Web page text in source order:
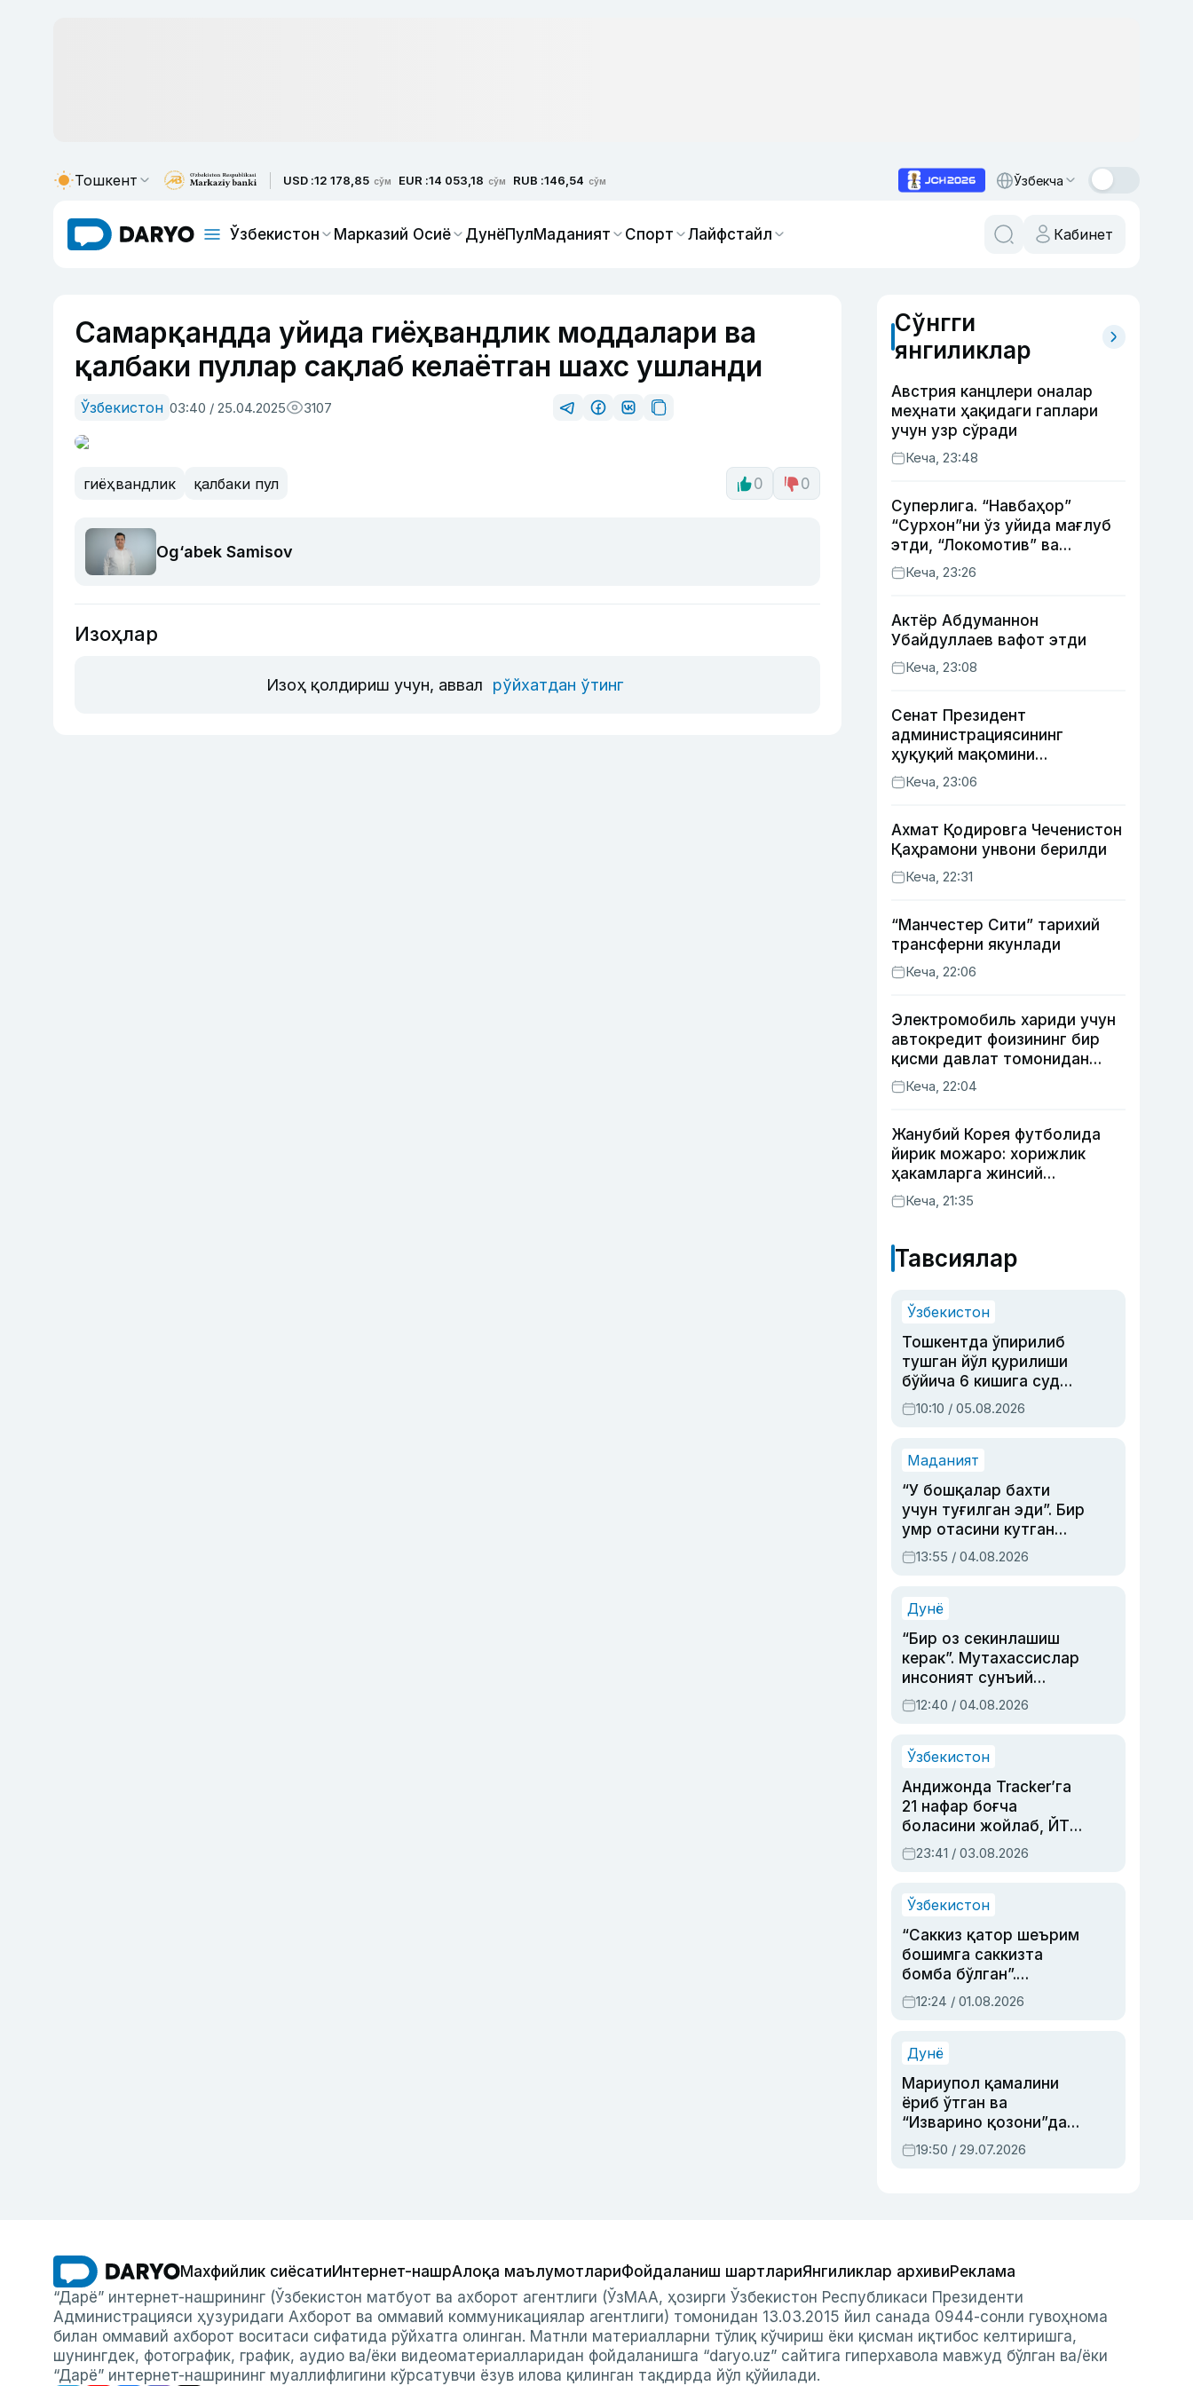
Тошкент USD :12 178,85 сўм EUR :14 053,18 сўм RUB :146,54 сўм Ўзбекча
Ўзбекистон Марказий Осиё ДунёПулМаданият Спорт Лайфстайл Кабинет
Самарқандда уйида гиёҳвандлик моддалари ва
қалбаки пуллар сақлаб келаётган шахс ушланди
Ўзбекистон 03:40 / 25.04.2025 3107
гиёҳвандлик қалбаки пул 0 0
Og‘abek Samisov
Изоҳлар
Изоҳ қолдириш учун, аввал рўйхатдан ўтинг
Сўнгги
янгиликлар
Австрия канцлери оналар
меҳнати ҳақидаги гаплари
учун узр сўради
Кеча, 23:48
Суперлига. “Навбаҳор”
“Сурхон”ни ўз уйида мағлуб
этди, “Локомотив” ва
“Хоразм” уйда ғалаба
қозонди
Кеча, 23:26
Актёр Абду­маннон
Убайдуллаев вафот этди
Кеча, 23:08
Сенат Президент
администрациясининг
ҳуқуқий мақомини
белгиловчи конституциявий
қонунни маъқуллади
Кеча, 23:06
Ахмат Қодировга Чеченистон
Қаҳрамони унвони берилди
Кеча, 22:31
“Манчестер Сити” тарихий
трансферни якунлади
Кеча, 22:06
Электромобиль хариди учун
автокредит фоизининг бир
қисми давлат томонидан
қоплаб берилиши мумкин
Кеча, 22:04
Жанубий Корея футболида
йирик можаро: хорижлик
ҳакамларга жинсий
хизматлар кўрсатилгани
маълум қилинди
Кеча, 21:35
Тавсиялар
Ўзбекистон
Тошкентда ўпирилиб
тушган йўл қурилиши
бўйича 6 кишига суд
ҳукми ўқилди
10:10 / 05.08.2026
Маданият
“У бошқалар бахти
учун туғилган эди”. Бир
умр отасини кутган
актриса ва дубльяж
устаси Римма
синовларга тўла ҳаёти
13:55 / 04.08.2026
Дунё
“Бир оз секинлашиш
керак”. Мутахассислар
инсоният сунъий
интеллектни бошқара
олмай қолишидан
12:40 / 04.08.2026
Ўзбекистон
Андижонда Tracker’га
21 нафар боғча
боласини жойлаб, ЙТҲ
содир этган аёлга суд
ҳукми ўқилди
23:41 / 03.08.2026
Ўзбекистон
“Саккиз қатор шеърим
бошимга саккизта
бомба бўлган”.
Абдулла Ориповни
сиёсий айбловлардан
12:24 / 01.08.2026
Дунё
Мариупол қамалини
ёриб ўтган ва
“Изварино қозони”дан
чиққан қаҳрамон —
Украина армияси бош
19:50 / 29.07.2026
Махфийлик сиёсатиИнтернет-нашрАлоқа маълумотлариФойдаланиш шартлариЯнгиликлар архивиРеклама
“Дарё” интернет-нашрининг (Ўзбекистон матбуот ва ахборот агентлиги (ЎзМАА, ҳозирги Ўзбекистон Республикаси Президенти
Администрацияси ҳузуридаги Ахборот ва оммавий коммуникациялар агентлиги) томонидан 13.03.2015 йил санада 0944-сонли гувоҳнома
билан оммавий ахборот воситаси сифатида рўйхатга олинган. Матнли материалларни тўлиқ кўчириш ёки қисман иқтибос келтиришга,
шунингдек, фотографик, график, аудио ва/ёки видеоматериалларидан фойдаланишга “daryo.uz” сайтига гиперхавола мавжуд бўлган ва/ёки
“Дарё” интернет-нашрининг муаллифлигини кўрсатувчи ёзув илова қилинган тақдирда йўл қўйилади.